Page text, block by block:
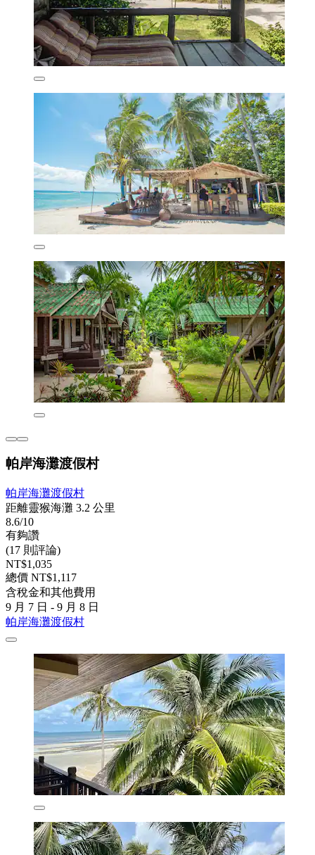
帕岸海灘渡假村
帕岸海灘渡假村
距離靈猴海灘 3.2 公里
8.6/10
有夠讚
(17 則評論)
NT$1,035
總價 NT$1,117
含稅金和其他費用
9 月 7 日 - 9 月 8 日
帕岸海灘渡假村